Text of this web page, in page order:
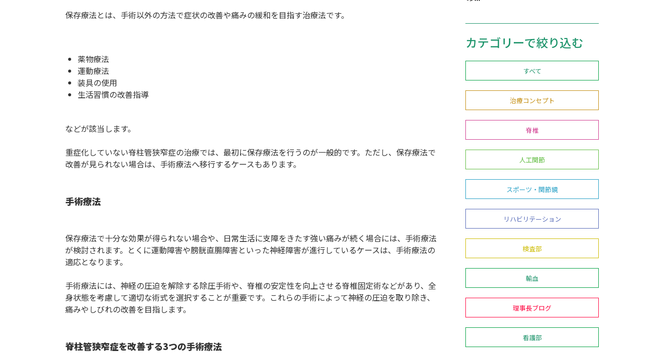
保存療法とは、手術以外の方法で症状の改善や痛みの緩和を目指す治療法です。
薬物療法
運動療法
装具の使用
生活習慣の改善指導
などが該当します。
重症化していない脊柱管狭窄症の治療では、最初に保存療法を行うのが一般的です。ただし、保存療法で
改善が見られない場合は、手術療法へ移行するケースもあります。
手術療法
保存療法で十分な効果が得られない場合や、日常生活に支障をきたす強い痛みが続く場合には、手術療法
が検討されます。とくに運動障害や膀胱直腸障害といった神経障害が進行しているケースは、手術療法の
適応となります。
手術療法には、神経の圧迫を解除する除圧手術や、脊椎の安定性を向上させる脊椎固定術などがあり、全
身状態を考慮して適切な術式を選択することが重要です。これらの手術によって神経の圧迫を取り除き、
痛みやしびれの改善を目指します。
脊柱管狭窄症を改善する3つの手術療法
カテゴリーで絞り込む
すべて
治療コンセプト
脊椎
人工関節
スポーツ・関節鏡
リハビリテーション
検査部
輸血
理事長ブログ
看護部